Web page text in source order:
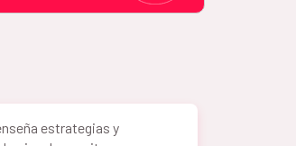
estrategias y